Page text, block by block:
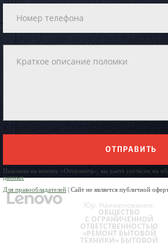
ОТПРАВИТЬ
Нажимая на кнопку «Отправить», вы даете согласие на
данных
Для правообладателей | Сайт не является публичной
Юр. Наименование:
ОБЩЕСТВО
С ОГРАНИЧЕННОЙ
ОТВЕТСТВЕННОСТЬЮ
«РЕМОНТ БЫТОВОЙ
ТЕХНИКИ» БЫТОВОЙ